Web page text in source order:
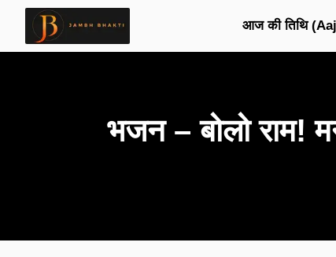
आज की तिथि
भजन – बोलो